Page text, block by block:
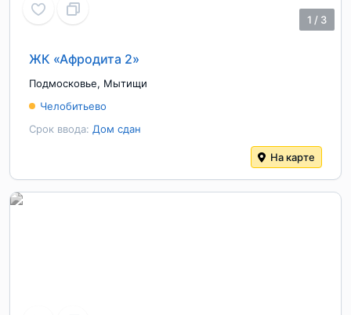
1 / 3
ЖК «Афродита 2»
Подмосковье, Мытищи
Срок ввода: Дом сдан
Челобитьево
На карте